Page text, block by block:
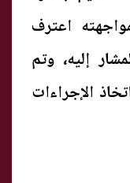
اعترف
إليه، وتم
الإجراءات